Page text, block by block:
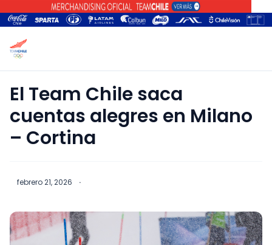
El Team Chile saca
cuentas alegres en Milano
– Cortina
febrero 21, 2026 ·